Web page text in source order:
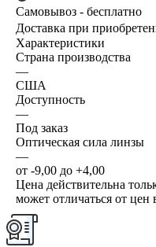
Самовывоз - бесплатно
Доставка при
Характеристики
Страна производства
—
США
Доступность
—
Под заказ
Оптическая сила линзы
—
от -9,00 до +4,00
Цена действительна
может отличаться от